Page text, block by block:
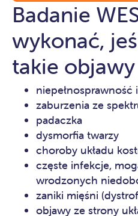
Badanie
wykonać,
takie objawy
zaburzenia ze
padaczka
dysmorfia twarzy
choroby układu
częste infekcje,
wrodzonych
zaniki mięśni
objawy ze strony